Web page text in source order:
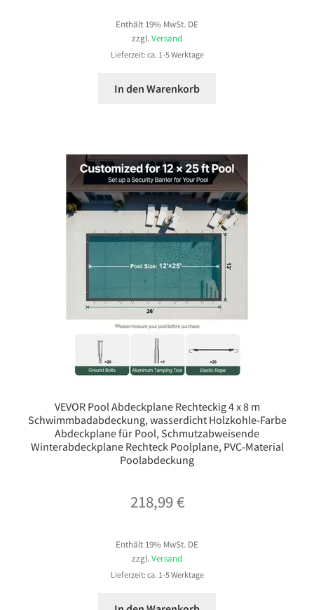
Enthält 19% MwSt. DE
zzgl. Versand
Lieferzeit: ca. 1-5 Werktage
In den Warenkorb
VEVOR Pool Abdeckplane Rechteckig 4 x 8 m
Schwimmbadabdeckung, wasserdicht Holzkohle-Farbe
Abdeckplane für Pool, Schmutzabweisende
Winterabdeckplane Rechteck Poolplane, PVC-Material
Poolabdeckung
218,99€
Enthält 19% MwSt. DE
zzgl. Versand
Lieferzeit: ca. 1-5 Werktage